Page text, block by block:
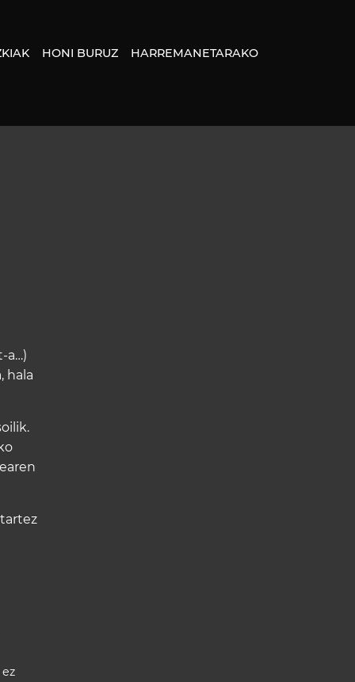
HONI BURUZ HARREMANETARAKO
a…)
hala